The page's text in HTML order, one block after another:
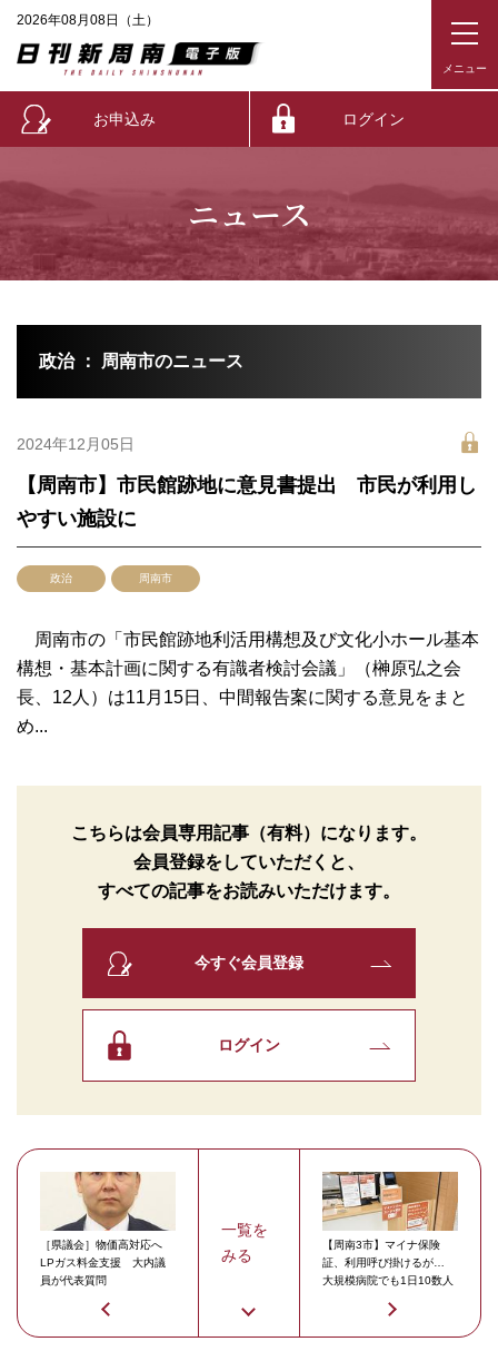
2026年08月08日（土）
お申込み ログイン
ニュース
政治 ： 周南市のニュース
2024年12月05日
【周南市】市民館跡地に意見書提出 市民が利用し
やすい施設に
政治 周南市
周南市の「市民館跡地利活用構想及び文化小ホール基本
構想・基本計画に関する有識者検討会議」（榊原弘之会
長、12人）は11月15日、中間報告案に関する意見をまと
め...
こちらは会員専用記事（有料）になります。
会員登録をしていただくと、
すべての記事をお読みいただけます。
今すぐ会員登録
ログイン
［県議会］物価高対応へ
LPガス料金支援 大内議
員が代表質問
一覧を
みる
【周南3市】マイナ保険
証、利用呼び掛けるが…
大規模病院でも1日10数人